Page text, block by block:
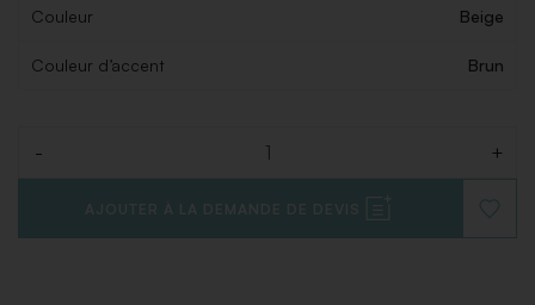
Couleur Beige
Couleur d’accent Brun
- +
AJOUTER À LA DEMANDE DE DEVIS
À